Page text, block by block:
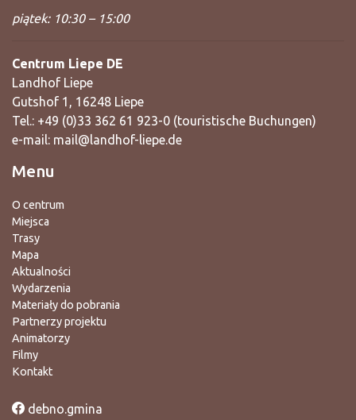
piątek: 10:30 – 15:00
Centrum Liepe DE
Landhof Liepe
Gutshof 1, 16248 Liepe
Tel.: +49 (0)33 362 61 923-0 (touristische Buchungen)
e-mail: mail@landhof-liepe.de
Menu
O centrum
Miejsca
Trasy
Mapa
Aktualności
Wydarzenia
Materiały do pobrania
Partnerzy projektu
Animatorzy
Filmy
Kontakt
debno.gmina